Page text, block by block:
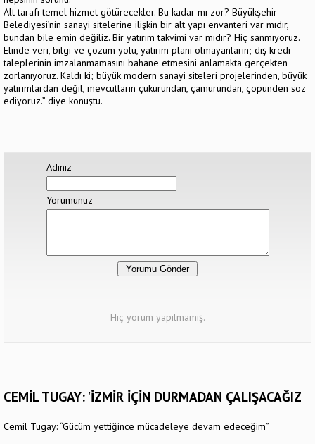
Alt tarafı temel hizmet götürecekler. Bu kadar mı zor? Büyükşehir
Belediyesi’nin sanayi sitelerine ilişkin bir alt yapı envanteri var mıdır,
bundan bile emin değiliz. Bir yatırım takvimi var mıdır? Hiç sanmıyoruz.
Elinde veri, bilgi ve çözüm yolu, yatırım planı olmayanların; dış kredi
taleplerinin imzalanmamasını bahane etmesini anlamakta gerçekten
zorlanıyoruz. Kaldı ki; büyük modern sanayi siteleri projelerinden, büyük
yatırımlardan değil, mevcutların çukurundan, çamurundan, çöpünden söz
ediyoruz.” diye konuştu.
Adınız
Yorumunuz
Hiç yorum yapılmamış.
CEMİL TUGAY: 'İZMİR İÇİN DURMADAN ÇALIŞACAĞIZ
Cemil Tugay: “Gücüm yettiğince mücadeleye devam edeceğim”